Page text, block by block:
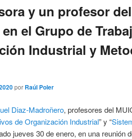
y un profesor
el Grupo de
Industrial y
por Raúl Poler
Diaz-Madroñero, profesores del
de Organización Industrial” y “
jueves 30 de enero, en una reunión